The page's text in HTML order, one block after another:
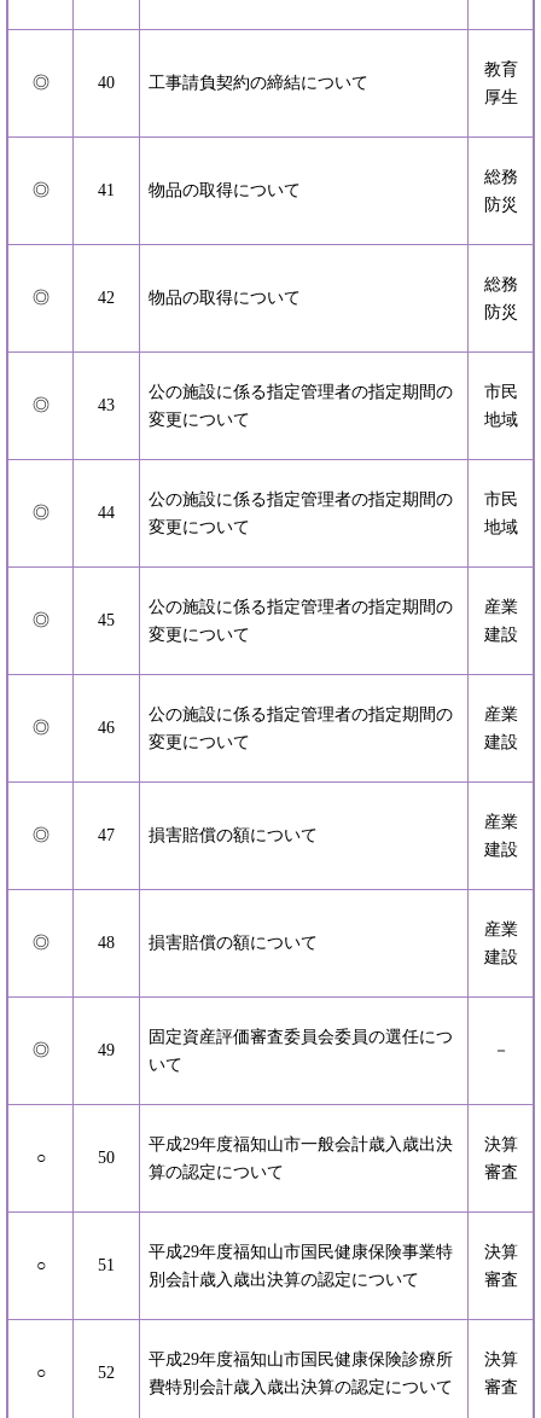
◎ 40 工事請負契約の締結について
教育
厚生
◎ 41 物品の取得について
総務
防災
◎ 42 物品の取得について
総務
防災
◎ 43
公の施設に係る指定管理者の指定期間の
変更について
市民
地域
◎ 44
公の施設に係る指定管理者の指定期間の
変更について
市民
地域
◎ 45
公の施設に係る指定管理者の指定期間の
変更について
産業
建設
◎ 46
公の施設に係る指定管理者の指定期間の
変更について
産業
建設
◎ 47 損害賠償の額について
産業
建設
◎ 48 損害賠償の額について
産業
建設
◎ 49
固定資産評価審査委員会委員の選任につ
いて
－
○ 50
平成29年度福知山市一般会計歳入歳出決
算の認定について
決算
審査
○ 51
平成29年度福知山市国民健康保険事業特
別会計歳入歳出決算の認定について
決算
審査
○ 52
平成29年度福知山市国民健康保険診療所
費特別会計歳入歳出決算の認定について
決算
審査